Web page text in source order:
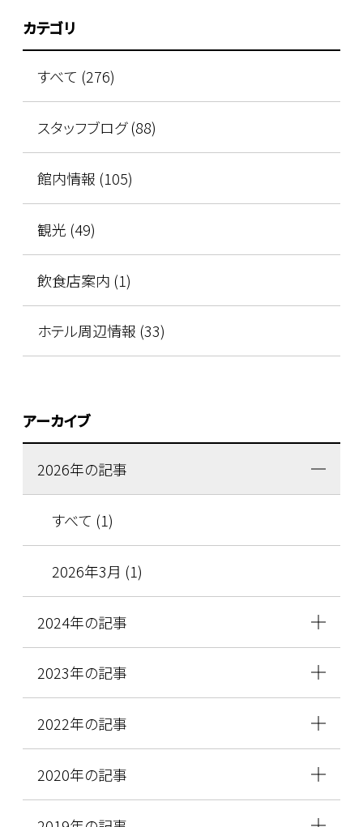
カテゴリ
すべて (276)
スタッフブログ (88)
館内情報 (105)
観光 (49)
飲食店案内 (1)
ホテル周辺情報 (33)
アーカイブ
2026年の記事
すべて (1)
2026年3月 (1)
2024年の記事
2023年の記事
2022年の記事
2020年の記事